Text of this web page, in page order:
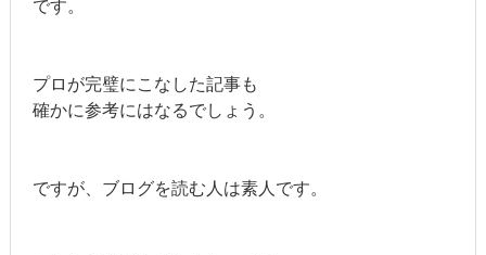
です。
プロが完璧にこなした記事も
確かに参考にはなるでしょう。
ですが、ブログを読む人は素人です。